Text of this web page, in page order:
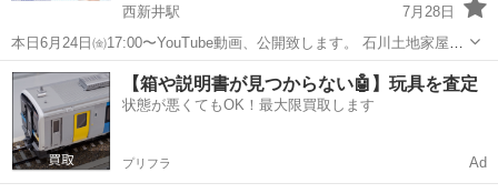
西新井駅
7月28日
本日6月24日㈮17:00〜YouTube動画、公開致します。 石川土地家屋調
査士･行政書士･海事代理士事務所。 業務を獲得・遂行する上で、１番
大事な事‼️目から鱗の、そうなるよね。。 を、お話します😉 【土地
家...
東京 足立区 西新井駅 その他 YouTube
【箱や説明書が見つからない🤖】玩具を査定
状態が悪くてもOK！最大限買取します
プリフラ Ad